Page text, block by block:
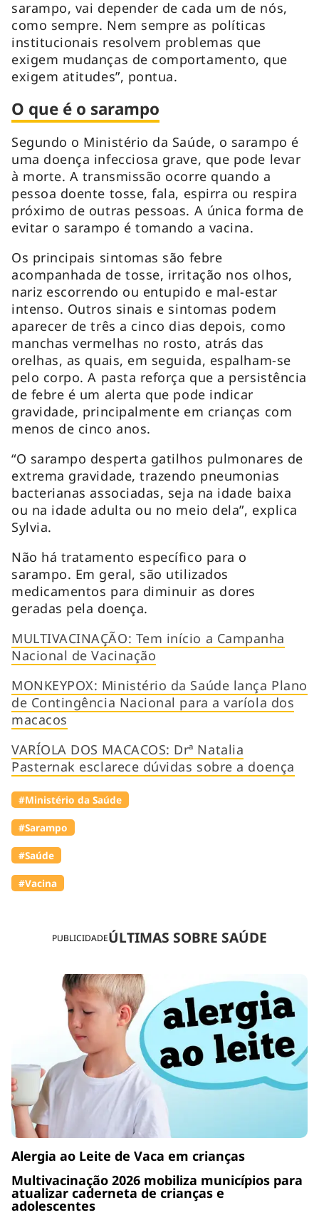
PUBLICIDADEÚLTIMAS SOBRE SAÚDE
Alergia ao Leite de Vaca em crianças
Multivacinação 2026 mobiliza municípios para
atualizar caderneta de crianças e
adolescentes
sarampo, vai depender de cada um de nós,
como sempre. Nem sempre as políticas
institucionais resolvem problemas que
exigem mudanças de comportamento, que
exigem atitudes”, pontua.
O que é o sarampo
Segundo o Ministério da Saúde, o sarampo é
uma doença infecciosa grave, que pode levar
à morte. A transmissão ocorre quando a
pessoa doente tosse, fala, espirra ou respira
próximo de outras pessoas. A única forma de
evitar o sarampo é tomando a vacina.
Os principais sintomas são febre
acompanhada de tosse, irritação nos olhos,
nariz escorrendo ou entupido e mal-estar
intenso. Outros sinais e sintomas podem
aparecer de três a cinco dias depois, como
manchas vermelhas no rosto, atrás das
orelhas, as quais, em seguida, espalham-se
pelo corpo. A pasta reforça que a persistência
de febre é um alerta que pode indicar
gravidade, principalmente em crianças com
menos de cinco anos.
“O sarampo desperta gatilhos pulmonares de
extrema gravidade, trazendo pneumonias
bacterianas associadas, seja na idade baixa
ou na idade adulta ou no meio dela”, explica
Sylvia.
Não há tratamento específico para o
sarampo. Em geral, são utilizados
medicamentos para diminuir as dores
geradas pela doença.
MULTIVACINAÇÃO: Tem início a Campanha
Nacional de Vacinação
MONKEYPOX: Ministério da Saúde lança Plano
de Contingência Nacional para a varíola dos
macacos
VARÍOLA DOS MACACOS: Drª Natalia
Pasternak esclarece dúvidas sobre a doença
#Ministério da Saúde
#Sarampo
#Saúde
#Vacina